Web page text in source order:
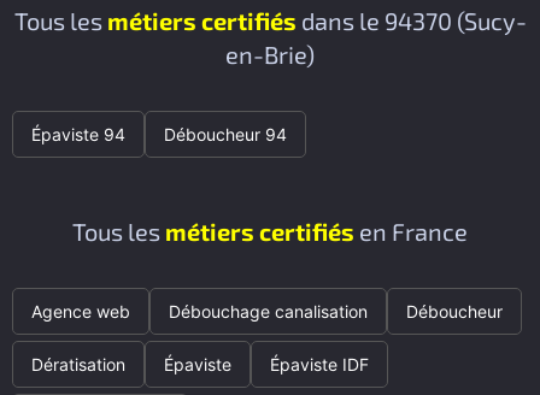
Tous les métiers certifiés dans le 94370 (Sucy-
en-Brie)
Épaviste 94 Déboucheur 94
Tous les métiers certifiés en France
Agence web Débouchage canalisation Déboucheur
Dératisation Épaviste Épaviste IDF